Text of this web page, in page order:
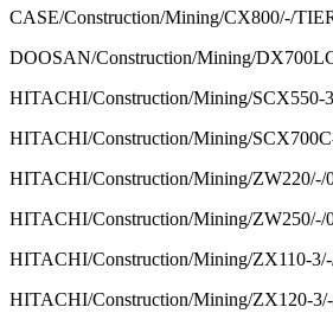
CASE/Construction/Mining/CX800/-/
DOOSAN/Construction/Mining/
HITACHI/Construction/Mining/
HITACHI/Construction/Mining/
HITACHI/Construction/Mining/
HITACHI/Construction/Mining/
HITACHI/Construction/Mining/ZX110-
HITACHI/Construction/Mining/ZX120-